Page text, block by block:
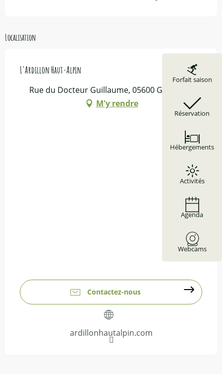
Forfait saison
Réservation
Hébergements
Activités
Agenda
Webcams
Localisation
L'Ardillon Haut-Alpin
Rue du Docteur Guillaume, 05600 Guillestre
M'y rendre
Contactez-nous
ardillonhautalpin.com